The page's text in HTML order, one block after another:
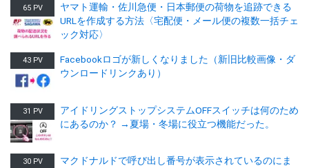
65 PV
ヤマト運輸・佐川急便・日本郵便の荷物を追跡できる
URLを作成する方法〈宅配便・メール便の複数一括チェ
ック対応〉
43 PV
Facebookロゴが新しくなりました（新旧比較画像・ダ
ウンロードリンクあり）
31 PV
アイドリングストップシステムOFFスイッチは何のため
にあるのか？ →夏場・冬場に役立つ機能だった。
30 PV
マクドナルドで呼び出し番号が表示されているのにま